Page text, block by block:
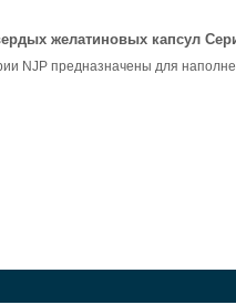
желатиновых капсул
NJP предназначены для